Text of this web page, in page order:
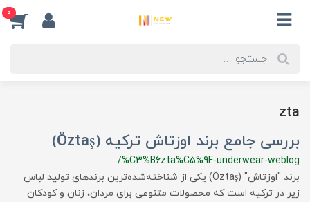
0
zta
بررسی جامع برند اوزتاش ترکیه (Öztaş)
/%C3%B6zta%C5%9F-underwear-weblog
برند "اوزتاش" (Öztaş) یکی از شناخته‌شده‌ترین برندهای تولید لباس
زیر در ترکیه است که محصولات متنوعی برای مردان، زنان و کودکان